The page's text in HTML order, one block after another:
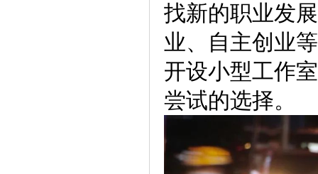
找新的职业发
业、自主创业
开设小型工作
尝试的选择。